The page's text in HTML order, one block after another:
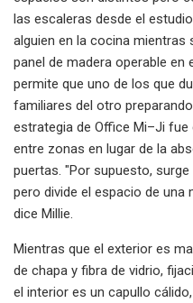
las escaleras desde el
alguien en la cocina mientras
panel de madera operable
permite que uno de los que
familiares del otro
estrategia de Office Mi–Ji
entre zonas en lugar de la
puertas. "Por supuesto,
pero divide el espacio de una
dice Millie.
Mientras que el exterior es
de chapa y fibra de vidrio,
el interior es un capullo